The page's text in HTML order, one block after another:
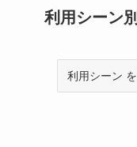
利用シーン別